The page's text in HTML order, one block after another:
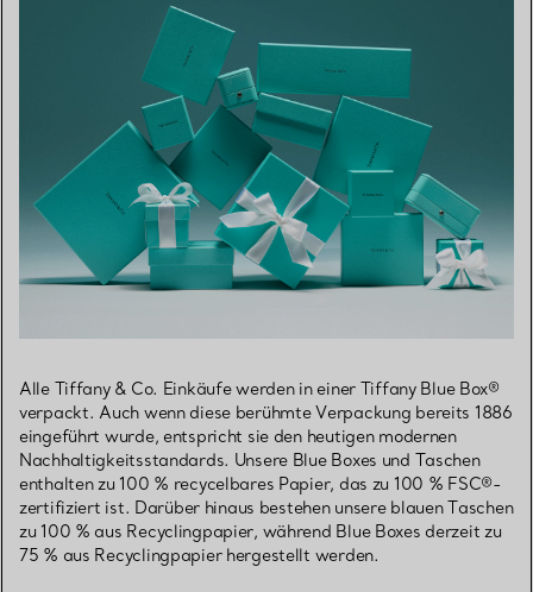
Alle Tiffany & Co. Einkäufe werden in einer Tiffany Blue Box®
verpackt. Auch wenn diese berühmte Verpackung bereits 1886
eingeführt wurde, entspricht sie den heutigen modernen
Nachhaltigkeitsstandards. Unsere Blue Boxes und Taschen
enthalten zu 100 % recycelbares Papier, das zu 100 % FSC®-
zertifiziert ist. Darüber hinaus bestehen unsere blauen Taschen
zu 100 % aus Recyclingpapier, während Blue Boxes derzeit zu
75 % aus Recyclingpapier hergestellt werden.